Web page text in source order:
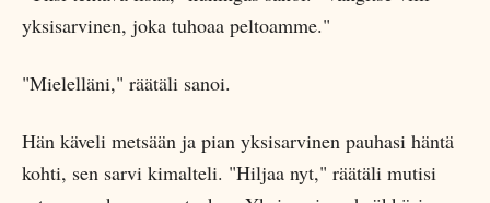
yksisarvinen, joka tuhoaa peltoamme."
"Mielelläni," räätäli sanoi.
Hän käveli metsään ja pian yksisarvinen pauhasi häntä
kohti, sen sarvi kimalteli. "Hiljaa nyt," räätäli mutisi